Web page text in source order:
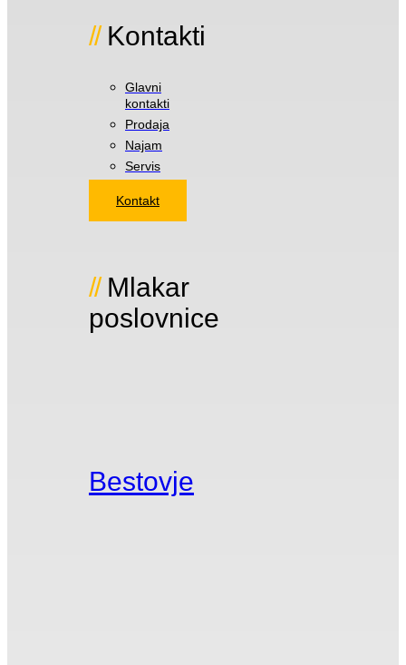
Kontakti
Glavni
kontakti
Prodaja
Najam
Servis
Kontakt
Mlakar
poslovnice
Bestovje